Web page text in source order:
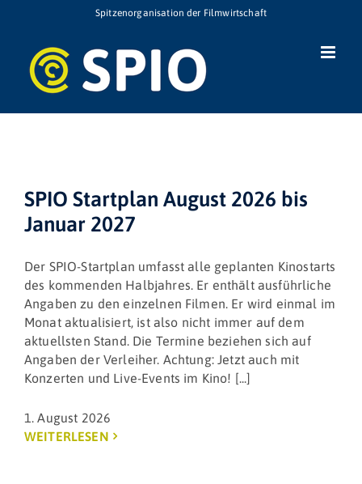
springen
Spitzenorganisation der Filmwirtschaft
SPIO Startplan August 2026 bis
Januar 2027
Der SPIO-Startplan umfasst alle geplanten Kinostarts
des kommenden Halbjahres. Er enthält ausführliche
Angaben zu den einzelnen Filmen. Er wird einmal im
Monat aktualisiert, ist also nicht immer auf dem
aktuellsten Stand. Die Termine beziehen sich auf
Angaben der Verleiher. Achtung: Jetzt auch mit
Konzerten und Live-Events im Kino! [...]
1. August 2026
WEITERLESEN